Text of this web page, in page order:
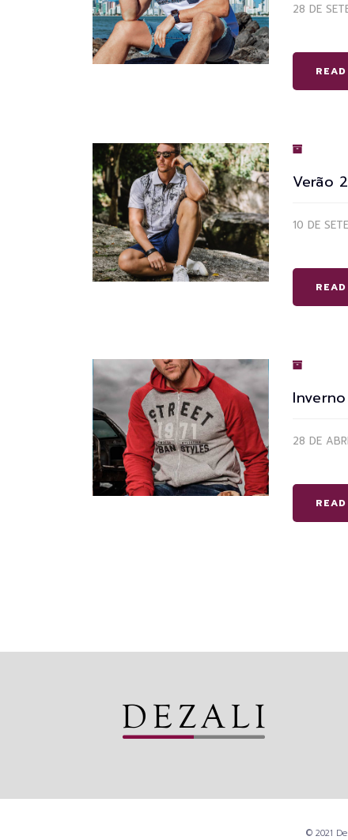
28 DE
Verão
10 DE
28 DE
© 2021